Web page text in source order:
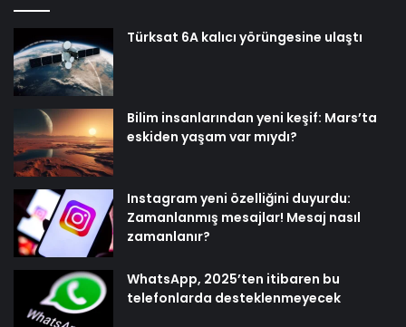
Türksat 6A kalıcı yörüngesine ulaştı
Bilim insanlarından yeni keşif: Mars’ta
eskiden yaşam var mıydı?
Instagram yeni özelliğini duyurdu:
Zamanlanmış mesajlar! Mesaj nasıl
zamanlanır?
WhatsApp, 2025’ten itibaren bu
telefonlarda desteklenmeyecek